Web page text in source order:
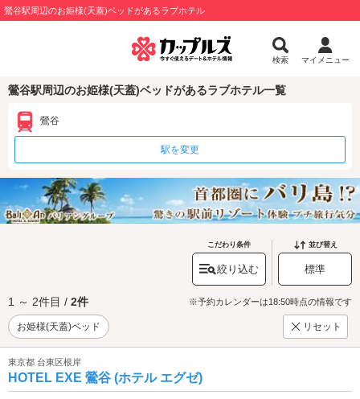
鶯谷駅周辺のお姫様(天蓋)ベッドがあるラブホテル
検索 マイメニュー
鶯谷駅周辺のお姫様(天蓋)ベッドがあるラブホテル一覧
鶯谷
駅を変更
こだわり条件
絞り込む
並び替え
標準
1 ～ 2件目 / 2件 ※予約カレンダーは18:50時点の情報です
お姫様(天蓋)ベッド リセット
東京都 台東区根岸
HOTEL EXE 鶯谷 (ホテル エグゼ)